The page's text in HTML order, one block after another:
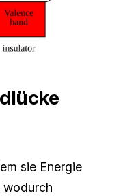
sie Energie
wodurch